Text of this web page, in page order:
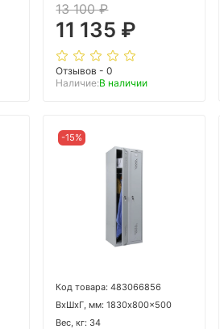
13 100 ₽
11 135 ₽
Отзывов - 0
Наличие:В наличии
-15%
Код товара: 483066856
ВхШхГ, мм: 1830x800x500
Вес, кг: 34